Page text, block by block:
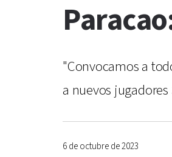
"Convocamos a
a nuevos
6 de octubre de 2023